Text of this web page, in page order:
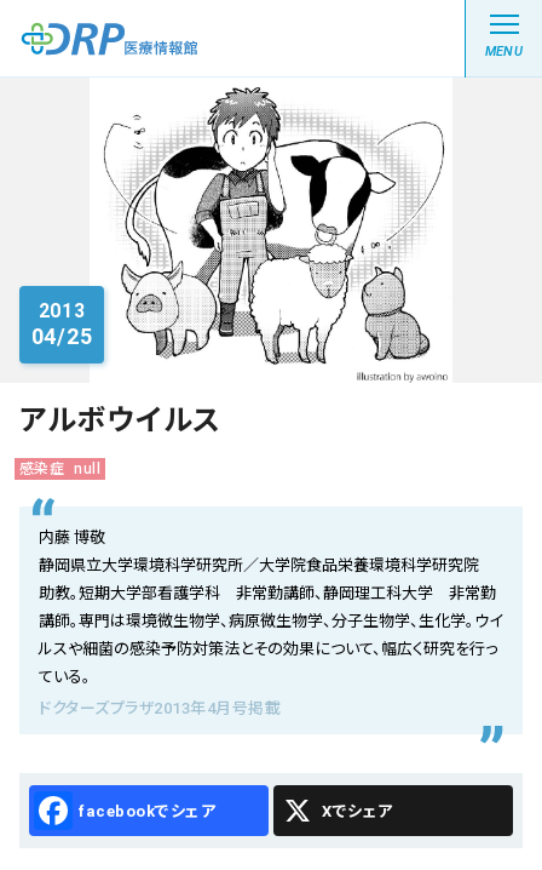
MENU
最新の注目記事
栄養健康レシピ
医療系学生記事
健康川柳
DRP医療情報館とは?
会社概要
お知らせ
お問い合わせ
2013
04/25
アルボウイルス
感染症 null
内藤 博敬
静岡県立大学環境科学研究所／大学院食品栄養環境科学研究院
助教。短期大学部看護学科 非常勤講師、静岡理工科大学 非常勤
講師。専門は環境微生物学、病原微生物学、分子生物学、生化学。ウイ
ルスや細菌の感染予防対策法とその効果について、幅広く研究を行っ
ている。
ドクターズプラザ2013年4月号掲載
Facebook X